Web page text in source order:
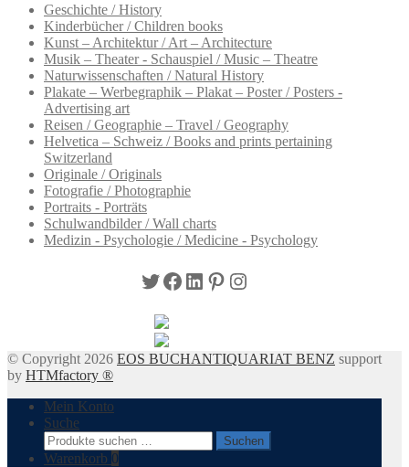
Geschichte / History
Kinderbücher / Children books
Kunst – Architektur / Art – Architecture
Musik – Theater - Schauspiel / Music – Theatre
Naturwissenschaften / Natural History
Plakate – Werbegraphik – Plakat – Poster / Posters -
Advertising art
Reisen / Geographie – Travel / Geography
Helvetica – Schweiz / Books and prints pertaining
Switzerland
Originale / Originals
Fotografie / Photographie
Portraits - Porträts
Schulwandbilder / Wall charts
Medizin - Psychologie / Medicine - Psychology
Twitter
Facebook
LinkedIn
Pinterest
Instagram
© Copyright 2026 EOS BUCHANTIQUARIAT BENZ support
by HTMfactory ®
Mein Konto
Suche
Suchen
nach:
Suchen
Warenkorb 0